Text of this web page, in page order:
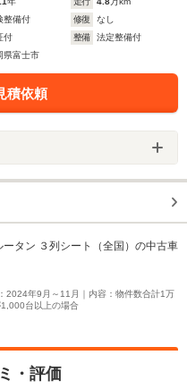
整備付 修復
なし
付 整備
法定整備付
県富士市
積依頼
タン ３列シート（全国）の中古車
2024年9月～11月｜内容：物件数合計1万
台以上の場合
・評価